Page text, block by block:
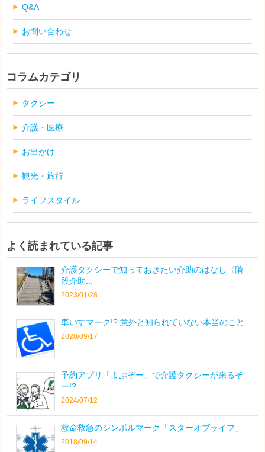
Q&A
お問い合わせ
コラムカテゴリ
タクシー
介護・医療
お出かけ
観光・旅行
ライフスタイル
よく読まれている記事
介護タクシーで知っておきたい介助のはなし〈階
段介助...
2023/01/28
車いすマーク!? 意外と知られていない本当のこと
2020/09/17
予約アプリ「よぶぞー」で介護タクシーが来るぞ
ー!?
2024/07/12
救命救急のシンボルマーク「スターオブライフ」
2018/09/14